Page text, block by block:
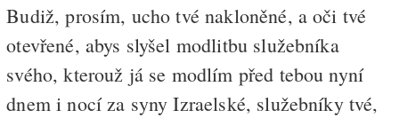
Budiž, prosím, ucho tvé nakloněné, a oči tvé
otevřené, abys slyšel modlitbu služebníka
svého, kterouž já se modlím před tebou nyní
dnem i nocí za syny Izraelské, služebníky tvé,